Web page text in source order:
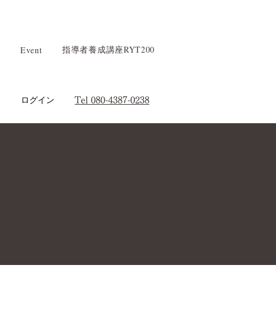
Event 指導者養成講座RYT200
ログイン Tel 080-4387-0238